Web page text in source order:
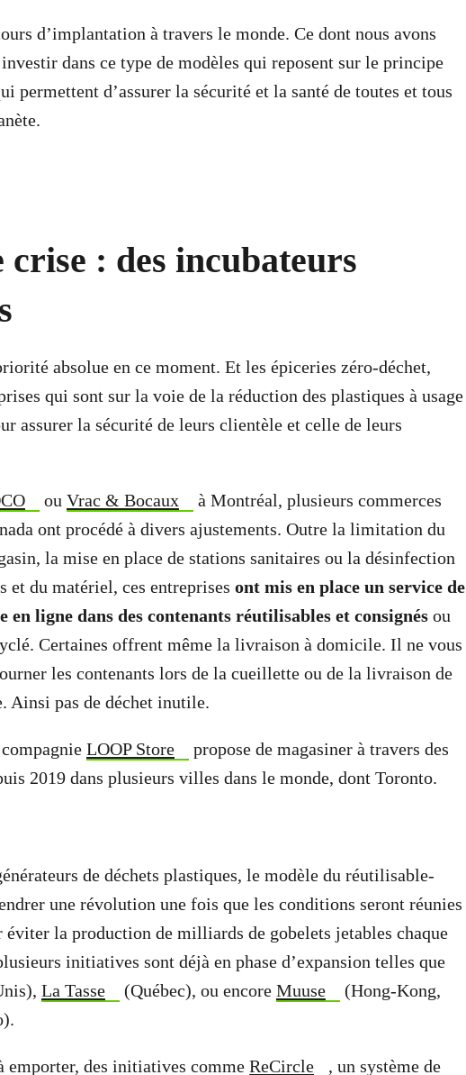
d’implantation à travers le monde. Ce dont nous avons
dans ce type de modèles qui reposent sur le principe
permettent d’assurer la sécurité et la santé de toutes et tous
crise : des incubateurs
absolue en ce moment. Et les épiceries zéro-déchet,
qui sont sur la voie de la réduction des plastiques à usage
assurer la sécurité de leurs clientèle et celle de leurs
ou Vrac & Bocaux
à Montréal, plusieurs commerces
ont procédé à divers ajustements. Outre la limitation du
la mise en place de stations sanitaires ou la désinfection
et du matériel, ces entreprises ont mis en place un service de
en ligne dans des contenants réutilisables et consignés ou
Certaines offrent même la livraison à domicile. Il ne vous
les contenants lors de la cueillette ou de la livraison de
Ainsi pas de déchet inutile.
LOOP Store
propose de magasiner à travers des
2019 dans plusieurs villes dans le monde, dont Toronto.
de déchets plastiques, le modèle du réutilisable-
une révolution une fois que les conditions seront réunies
la production de milliards de gobelets jetables chaque
initiatives sont déjà en phase d’expansion telles que
La Tasse (Québec), ou encore Muuse
(Hong-Kong,
emporter, des initiatives comme ReCircle , un système de